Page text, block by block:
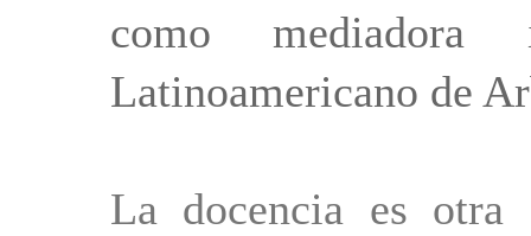
como
Latinoamericano de
La docencia es otra